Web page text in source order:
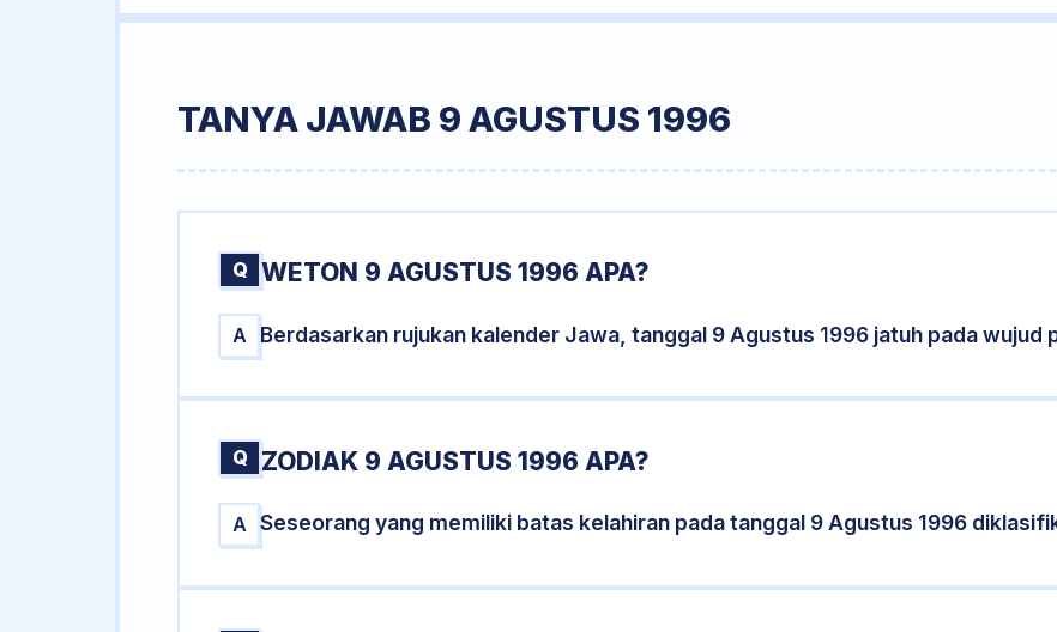
TANYA JAWAB 9 AGUSTUS 1996
Q WETON 9 AGUSTUS 1996 APA?
A Berdasarkan rujukan kalender Jawa, tanggal 9 Agustus 1996 jatuh pada wujud
Q ZODIAK 9 AGUSTUS 1996 APA?
A Seseorang yang memiliki batas kelahiran pada tanggal 9 Agustus 1996